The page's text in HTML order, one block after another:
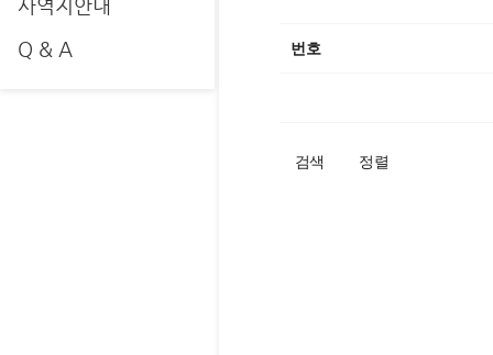
사역지안내
Q & A
번호
검색 정렬